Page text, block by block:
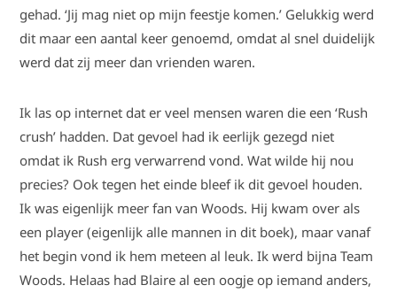
gehad. ‘Jij mag niet op mijn feestje komen.’ Gelukkig werd
dit maar een aantal keer genoemd, omdat al snel duidelijk
werd dat zij meer dan vrienden waren.
Ik las op internet dat er veel mensen waren die een ‘Rush
crush’ hadden. Dat gevoel had ik eerlijk gezegd niet
omdat ik Rush erg verwarrend vond. Wat wilde hij nou
precies? Ook tegen het einde bleef ik dit gevoel houden.
Ik was eigenlijk meer fan van Woods. Hij kwam over als
een player (eigenlijk alle mannen in dit boek), maar vanaf
het begin vond ik hem meteen al leuk. Ik werd bijna Team
Woods. Helaas had Blaire al een oogje op iemand anders,